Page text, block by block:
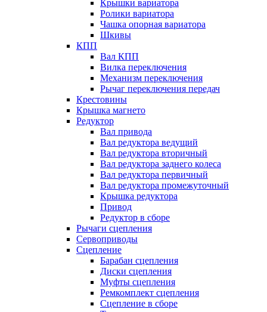
Крышки вариатора
Ролики вариатора
Чашка опорная вариатора
Шкивы
КПП
Вал КПП
Вилка переключения
Механизм переключения
Рычаг переключения передач
Крестовины
Крышка магнето
Редуктор
Вал привода
Вал редуктора ведущий
Вал редуктора вторичный
Вал редуктора заднего колеса
Вал редуктора первичный
Вал редуктора промежуточный
Крышка редуктора
Привод
Редуктор в сборе
Рычаги сцепления
Сервоприводы
Сцепление
Барабан сцепления
Диски сцепления
Муфты сцепления
Ремкомплект сцепления
Сцепление в сборе